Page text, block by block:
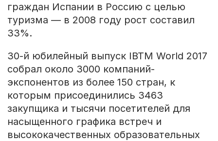
граждан Испании в Россию с целью
туризма — в 2008 году рост составил
33%.
30-й юбилейный выпуск IBTM World 2017
собрал около 3000 компаний-
экспонентов из более 150 стран, к
которым присоединились 3463
закупщика и тысячи посетителей для
насыщенного графика встреч и
высококачественных образовательных